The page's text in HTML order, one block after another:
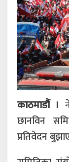
काठमाडौं ।
छानविन
प्रतिवेदन